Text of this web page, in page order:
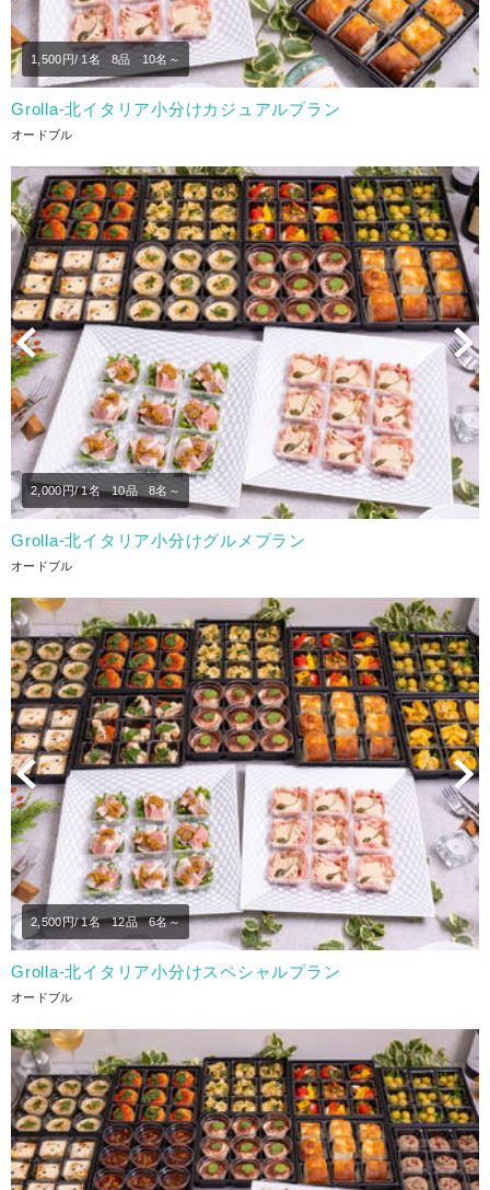
1,500 円/ 1名 8品 10名～
Grolla‐北イタリア小分けカジュアルプラン
オードブル
Previous
2,000円/ 1名 10品 8名～
Grolla‐北イタリア小分けグルメプラン
オードブル
Previous
2,500円/ 1名 12品 6名～
Grolla‐北イタリア小分けスペシャルプラン
オードブル